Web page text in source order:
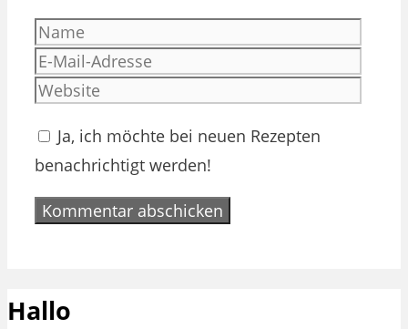
Name
Ja, ich möchte bei neuen Rezepten
benachrichtigt werden!
Hallo